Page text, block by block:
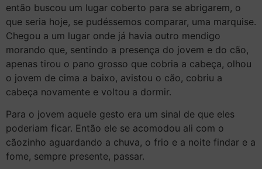
então buscou um lugar coberto para se abrigarem, o
que seria hoje, se pudéssemos comparar, uma marquise.
Chegou a um lugar onde já havia outro mendigo
morando que, sentindo a presença do jovem e do cão,
apenas tirou o pano grosso que cobria a cabeça, olhou
o jovem de cima a baixo, avistou o cão, cobriu a
cabeça novamente e voltou a dormir.
Para o jovem aquele gesto era um sinal de que eles
poderiam ficar. Então ele se acomodou ali com o
cãozinho aguardando a chuva, o frio e a noite findar e a
fome, sempre presente, passar.